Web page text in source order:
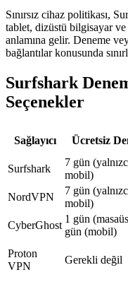
Sınırsız cihaz politikası,
tablet, dizüstü bilgisayar
anlamına gelir. Deneme
bağlantılar konusunda
Surfshark
Seçenekler
Sağlayıcı Ücretsiz
Surfshark
7 gün
mobil)
NordVPN
7 gün
mobil)
CyberGhost
1 gün
gün (mobil)
Proton
VPN
Gerekli değil